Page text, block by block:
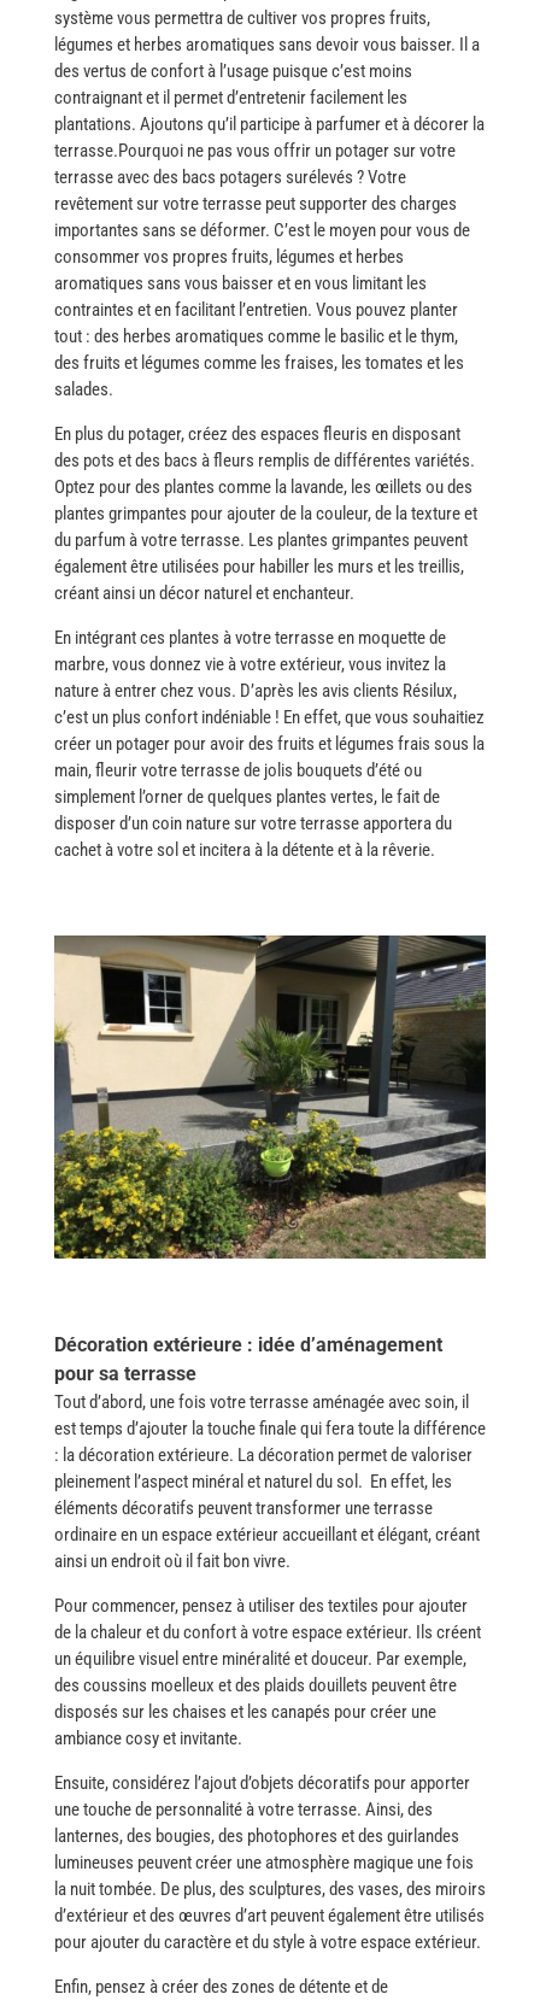
système vous permettra de cultiver vos propres fruits,
légumes et herbes aromatiques sans devoir vous baisser. Il a
des vertus de confort à l’usage puisque c’est moins
contraignant et il permet d’entretenir facilement les
plantations. Ajoutons qu’il participe à parfumer et à décorer la
​‍​‌‍​‍‌terrasse.Pourquoi​‍​‌‍​‍‌ ne pas vous offrir un potager sur votre
terrasse avec des bacs potagers surélevés ? Votre
revêtement sur votre terrasse peut supporter des charges
importantes sans se déformer. C’est le moyen pour vous de
consommer vos propres fruits, légumes et herbes
aromatiques sans vous baisser et en vous limitant les
contraintes et en facilitant l’entretien. Vous pouvez planter
tout : des herbes aromatiques comme le basilic et le thym,
des fruits et légumes comme les fraises, les tomates et les
salades.
En plus du potager, créez des espaces fleuris en disposant
des pots et des bacs à fleurs remplis de différentes variétés.
Optez pour des plantes comme la lavande, les œillets ou des
plantes grimpantes pour ajouter de la couleur, de la texture et
du parfum à votre terrasse. Les plantes grimpantes peuvent
également être utilisées pour habiller les murs et les treillis,
créant ainsi un décor naturel et enchanteur.
En​‍​‌‍​‍‌ intégrant ces plantes à votre terrasse en moquette de
marbre, vous donnez vie à votre extérieur, vous invitez la
nature à entrer chez vous. D’après les avis clients Résilux,
c’est un plus confort indéniable ! En effet, que vous souhaitiez
créer un potager pour avoir des fruits et légumes frais sous la
main, fleurir votre terrasse de jolis bouquets d’été ou
simplement l’orner de quelques plantes vertes, le fait de
disposer d’un coin nature sur votre terrasse apportera du
cachet à votre sol et incitera à la détente et à la ​‍​‌‍​‍‌rêverie.
Décoration extérieure : idée d’aménagement
pour sa terrasse
Tout d’abord, une fois votre terrasse aménagée avec soin, il
est temps d’ajouter la touche finale qui fera toute la différence
: la décoration extérieure. La décoration permet de valoriser
pleinement l’aspect minéral et naturel du sol. En effet, les
éléments décoratifs peuvent transformer une terrasse
ordinaire en un espace extérieur accueillant et élégant, créant
ainsi un endroit où il fait bon vivre.
Pour commencer, pensez à utiliser des textiles pour ajouter
de la chaleur et du confort à votre espace extérieur. Ils créent
un équilibre visuel entre minéralité et douceur. Par exemple,
des coussins moelleux et des plaids douillets peuvent être
disposés sur les chaises et les canapés pour créer une
ambiance cosy et invitante.
Ensuite, considérez l’ajout d’objets décoratifs pour apporter
une touche de personnalité à votre terrasse. Ainsi, des
lanternes, des bougies, des photophores et des guirlandes
lumineuses peuvent créer une atmosphère magique une fois
la nuit tombée. De plus, des sculptures, des vases, des miroirs
d’extérieur et des œuvres d’art peuvent également être utilisés
pour ajouter du caractère et du style à votre espace extérieur.
Enfin, pensez à créer des zones de détente et de